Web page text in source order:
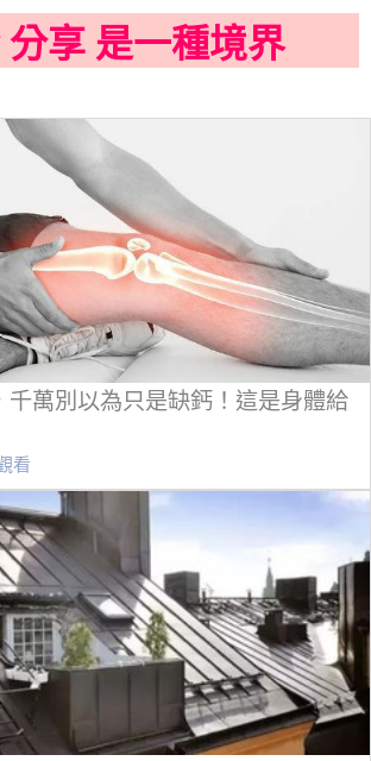
分享 是一種境界
千萬別以為只是缺鈣！這是身體給
看